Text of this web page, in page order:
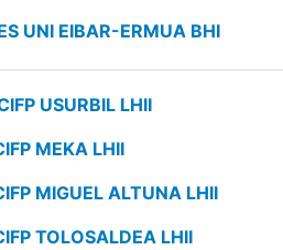
UNI EIBAR-ERMUA BHI
USURBIL LHII
MEKA LHII
MIGUEL ALTUNA LHII
TOLOSALDEA LHII